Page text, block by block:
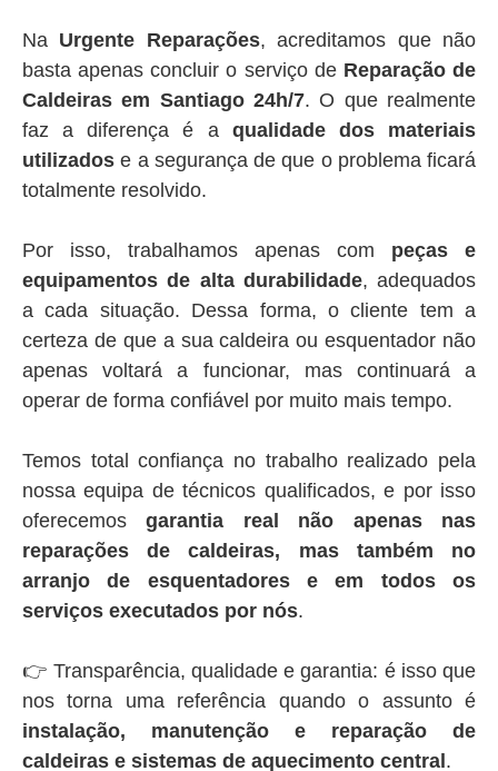
Na Urgente Reparações, acreditamos que não
basta apenas concluir o serviço de Reparação de
Caldeiras em Santiago 24h/7. O que realmente
faz a diferença é a qualidade dos materiais
utilizados e a segurança de que o problema ficará
totalmente resolvido.
Por isso, trabalhamos apenas com peças e
equipamentos de alta durabilidade, adequados
a cada situação. Dessa forma, o cliente tem a
certeza de que a sua caldeira ou esquentador não
apenas voltará a funcionar, mas continuará a
operar de forma confiável por muito mais tempo.
Temos total confiança no trabalho realizado pela
nossa equipa de técnicos qualificados, e por isso
oferecemosgarantia real não apenas nas
reparações de caldeiras, mas também no
arranjo de esquentadores e em todos os
serviços executados por nós.
👉 Transparência, qualidade e garantia: é isso que
nos torna uma referência quando o assunto é
instalação, manutenção e reparação de
caldeiras e sistemas de aquecimento central.